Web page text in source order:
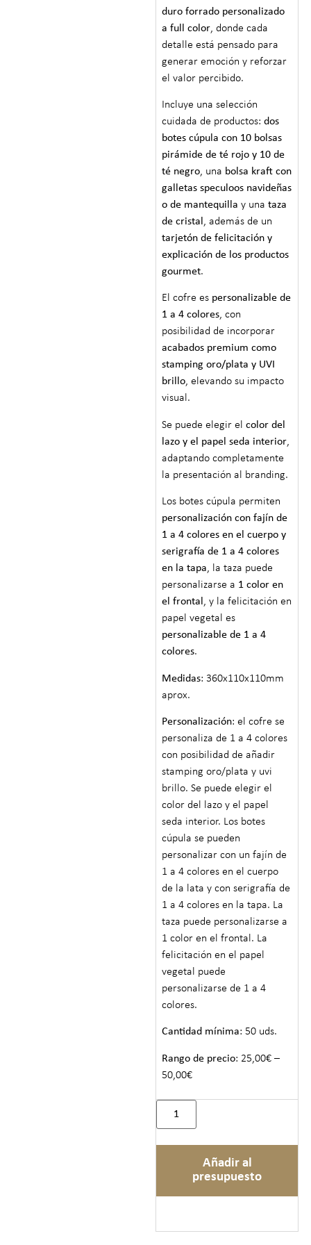
duro forrado personalizado
a full color, donde cada
detalle está pensado para
generar emoción y reforzar
el valor percibido.
Incluye una selección
cuidada de productos:dos
botes cúpula con 10 bolsas
pirámide de té rojo y 10 de
té negro, una bolsa kraft con
galletas speculoos navideñas
o de mantequilla y unataza
de cristal , además de un
tarjetón de felicitación y
explicación de los productos
gourmet.
El cofre es personalizable de
1 a 4 colores, con
posibilidad de incorporar
acabados premium como
stamping oro/plata y UVI
brillo, elevando su impacto
visual.
Se puede elegir elcolor del
lazo y el papel seda interior,
adaptando completamente
la presentación al branding.
Los botes cúpula permiten
personalización con fajín de
1 a 4 colores en el cuerpo y
serigrafía de 1 a 4 colores
en la tapa, la taza puede
personalizarse a 1 color en
el frontal, y la felicitación en
papel vegetal es
personalizable de 1 a 4
colores.
Medidas: 360x110x110mm
aprox.
Personalización: el cofre se
personaliza de 1 a 4 colores
con posibilidad de añadir
stamping oro/plata y uvi
brillo. Se puede elegir el
color del lazo y el papel
seda interior. Los botes
cúpula se pueden
personalizar con un fajín de
1 a 4 colores en el cuerpo
de la lata y con serigrafía de
1 a 4 colores en la tapa. La
taza puede personalizarse a
1 color en el frontal. La
felicitación en el papel
vegetal puede
personalizarse de 1 a 4
colores.
Cantidad mínima: 50 uds.
Rango de precio: 25,00€ –
50,00€
Añadir al
presupuesto